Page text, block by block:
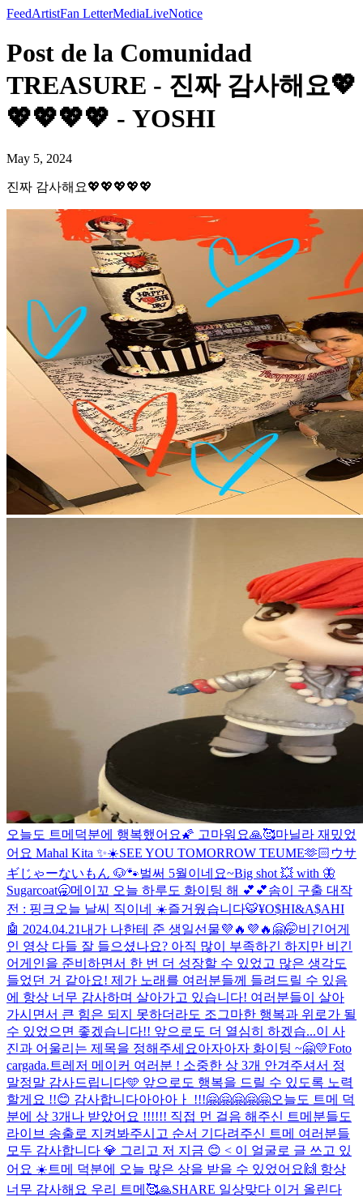
FeedArtistFan LetterMediaLiveNotice
Post de la Comunidad
TREASURE - 진짜 감사해요💖
💖💖💖💖 - YOSHI
May 5, 2024
진짜 감사해요💖💖💖💖💖
오늘도 트메덕분에 행복했어요🌠 고마워요🙏🥰마닐라 재밌었
어요 Mahal Kita ✨☀️SEE YOU TOMORROW TEUME🫶🏻 ウサ
ギじゃーないもん 🐶🐾벌써 5월이네요~Big shot 💥 with 🦋
Sugarcoat🥱메이꼬 오늘 하루도 화이팅 해 💕💕솜이 구출 대작
전 : 핑크 오늘 날씨 직이네 ☀️즐거웠습니다🐯¥O$HI&A$AHI
🤖 2024.04.21 내가 나한테 준 생일선물💜🔥💜🔥 🤗🤭비긴어게
인 영상 다들 잘 들으셨나요? 아직 많이 부족하긴 하지만 비긴
어게인을 준비하면서 한 번 더 성장할 수 있었고 많은 생각도
들었던 거 같아요! 제가 노래를 여러분들께 들려드릴 수 있음
에 항상 너무 감사하며 살아가고 있습니다! 여러분들이 살아
가시면서 큰 힘은 되지 못하더라도 조그마한 행복과 위로가 될
수 있었으면 좋겠습니다!! 앞으로도 더 열심히 하겠습...이 사
진과 어울리는 제목을 정해주세요아자아자 화이팅 ~🤗💛Foto
cargada. 트레저 메이커 여러분 ! 소중한 상 3개 안겨주셔서 정
말정말 감사드립니다🩵 앞으로도 행복을 드릴 수 있도록 노력
할게요 !!😊 감사합니다아아아ㅏ !!!🤗🤗🤗🤗🤗오늘도 트메 덕
분에 상 3개나 받았어요 !!!!!! 직접 먼 걸음 해주신 트메분들도
라이브 송출로 지켜봐주시고 순서 기다려주신 트메 여러분들
모두 감사합니다 💎 그리고 저 지금 😊 < 이 얼굴로 글 쓰고 있
어요 ☀️ 트메 덕분에 오늘 많은 상을 받을 수 있었어요🙌 항상
너무 감사해요 우리 트메🥰🙏SHARE 일상맞다 이거 올린다